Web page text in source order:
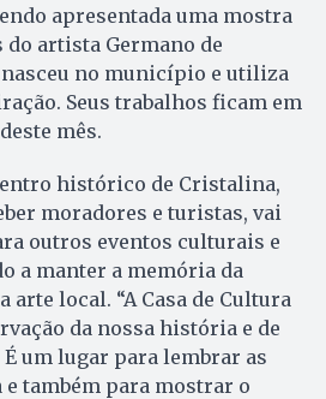
apresentada uma mostra
do artista Germano de
no município e utiliza
Seus trabalhos ficam em
mês.
histórico de Cristalina,
moradores e turistas, vai
outros eventos culturais e
a manter a memória da
arte local. “A Casa de Cultura
da nossa história e de
um lugar para lembrar as
também para mostrar o